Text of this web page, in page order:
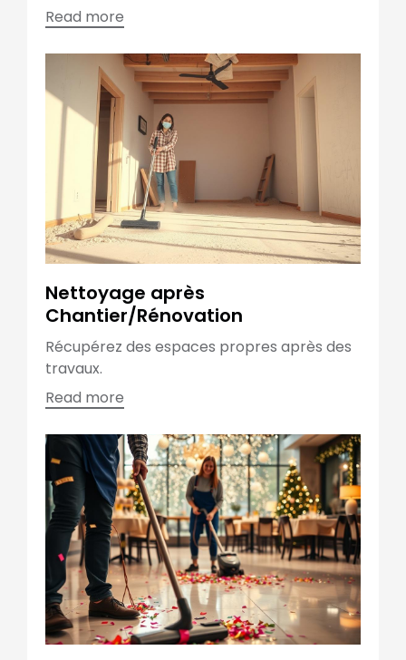
Read more
Nettoyage après
Chantier/Rénovation
Récupérez des espaces propres après des
travaux.
Read more